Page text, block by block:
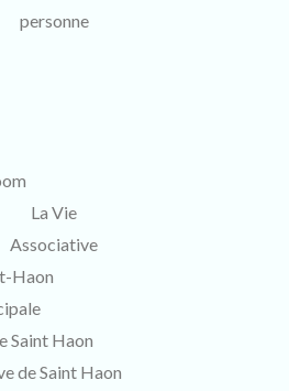
personne
La Vie
Associative
Haon
Saint Haon
de Saint Haon